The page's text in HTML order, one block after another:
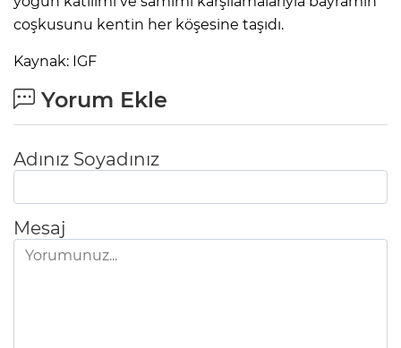
coşkusunu kentin her köşesine taşıdı.
Kaynak: IGF
Yorum Ekle
Adınız Soyadınız
Mesaj